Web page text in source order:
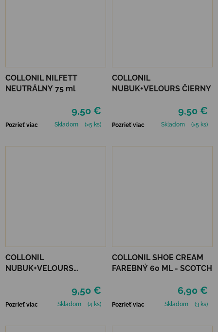
COLLONIL NILFETT
NEUTRÁLNY 75 ml
9,50 €
Pozrieť viac Skladom (>5 ks)
COLLONIL
NUBUK+VELOURS ČIERNY
9,50 €
Pozrieť viac Skladom (>5 ks)
COLLONIL
NUBUK+VELOURS
9,50 €
Pozrieť viac Skladom (4 ks)
COLLONIL SHOE CREAM
FAREBNÝ 60 ML - SCOTCH
6,90 €
Pozrieť viac Skladom (3 ks)